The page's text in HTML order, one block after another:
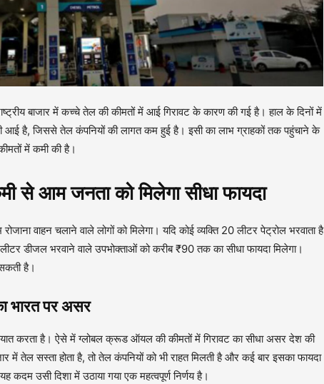
बाजार में कच्चे तेल की कीमतों में आई गिरावट के कारण की गई है। हाल के दिनों में
है, जिससे तेल कंपनियों की लागत कम हुई है। इसी का लाभ ग्राहकों तक पहुंचाने के
में कमी की है।
से आम जनता को मिलेगा सीधा फायदा
वाहन चलाने वाले लोगों को मिलेगा। यदि कोई व्यक्ति 20 लीटर पेट्रोल भरवाता है
डीजल भरवाने वाले उपभोक्ताओं को करीब ₹90 तक का सीधा फायदा मिलेगा।
है।
भारत पर असर
करता है। ऐसे में ग्लोबल क्रूड ऑयल की कीमतों में गिरावट का सीधा असर देश की
में तेल सस्ता होता है, तो तेल कंपनियों को भी राहत मिलती है और कई बार इसका फायदा
कदम उसी दिशा में उठाया गया एक महत्वपूर्ण निर्णय है।